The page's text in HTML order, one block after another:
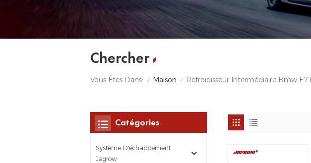
Chercher
Vous Êtes Dans: / Maison / Refroidisseur Intermédiaire Bmw E71
Catégories
Système D'échappement
Jagrow